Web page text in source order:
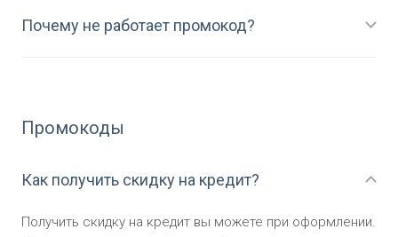
Почему не работает промокод?
Промокоды
Как получить скидку на кредит?
Получить скидку на кредит вы можете при оформлении.